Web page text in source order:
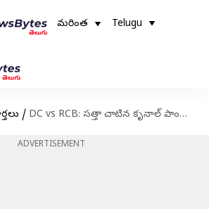
మరింత Telugu
/ DC vs RCB: సత్తా చాటిన కృనాల్ పాండ్యా, విరాట్ కోహ్లీ.. ఢిల్లీపై ఆర్సీబీ గెలుపు
ADVERTISEMENT